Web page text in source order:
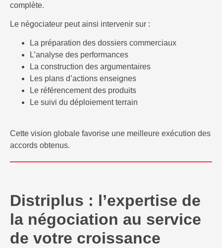
complète.
Le négociateur peut ainsi intervenir sur :
La préparation des dossiers commerciaux
L’analyse des performances
La construction des argumentaires
Les plans d’actions enseignes
Le référencement des produits
Le suivi du déploiement terrain
Cette vision globale favorise une meilleure exécution des
accords obtenus.
Distriplus : l’expertise de
la négociation au service
de votre croissance